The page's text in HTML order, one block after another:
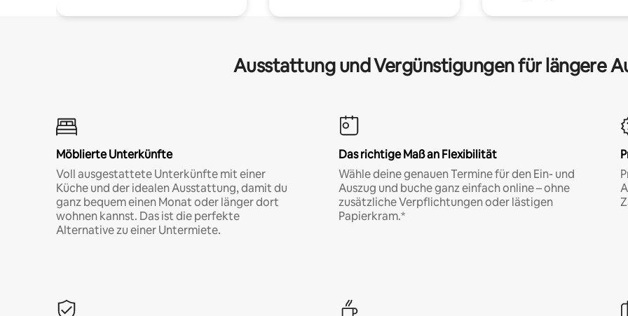
Ausstattung und Vergünstigungen für längere
Möblierte Unterkünfte
Voll ausgestattete Unterkünfte mit einer
Küche und der idealen Ausstattung, damit du
ganz bequem einen Monat oder länger dort
wohnen kannst. Das ist die perfekte
Alternative zu einer Untermiete.
Das richtige Maß an Flexibilität
Wähle deine genauen Termine für den Ein- und
Auszug und buche ganz einfach online – ohne
zusätzliche Verpflichtungen oder lästigen
Papierkram.*